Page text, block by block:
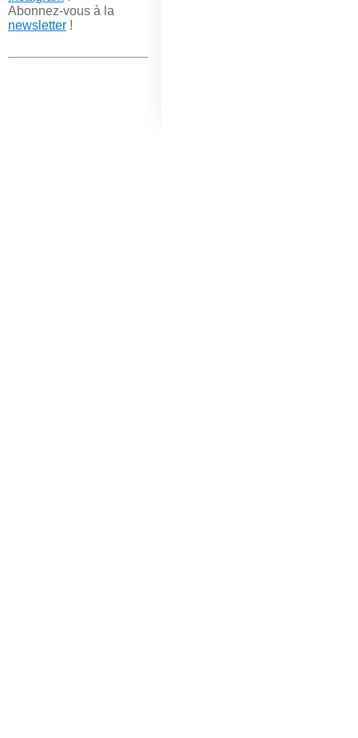
Abonnez-vous à la
newsletter!